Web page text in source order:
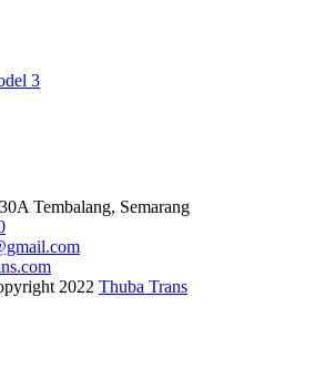
3
Tembalang, Semarang
2022 Thuba Trans